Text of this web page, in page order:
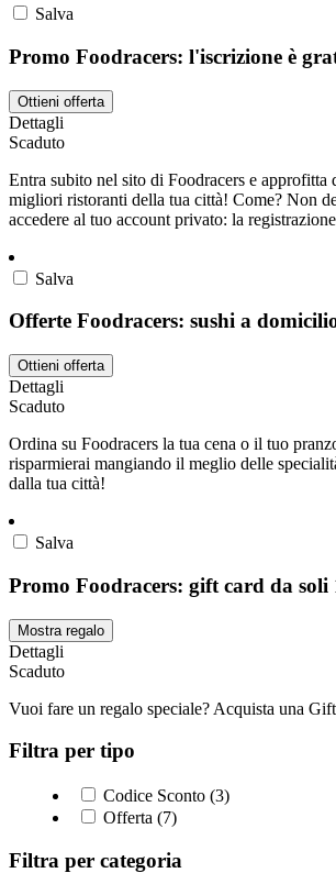
Salva
Promo Foodracers: l'iscrizione è
Ottieni offerta
Dettagli
Scaduto
Entra subito nel sito di Foodracers e approfitta
migliori ristoranti della tua città! Come? Non
accedere al tuo account privato: la
Salva
Offerte Foodracers: sushi a
Ottieni offerta
Dettagli
Scaduto
Ordina su Foodracers la tua cena o il tuo
risparmierai mangiando il meglio delle
dalla tua città!
Salva
Promo Foodracers: gift card da soli
Mostra regalo
Dettagli
Scaduto
Vuoi fare un regalo speciale? Acquista una
Filtra per tipo
Codice Sconto (3)
Offerta (7)
Filtra per categoria